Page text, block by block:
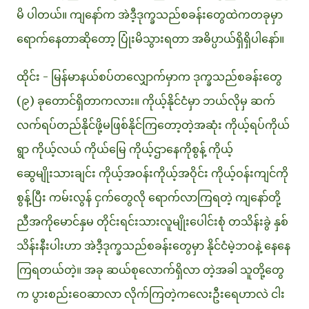
မိ ပါတယ်။ ကျနော်က အဲဒီ့ဒုက္ခသည်စခန်းတွေထဲကတခုမှာ
ရောက်နေတာဆိုတော့ ပြုံးမိသွားရတာ အဓိပ္ပာယ်ရှိရှိပါနော်။
ထိုင်း - မြန်မာနယ်စပ်တလျှောက်မှာက ဒုက္ခသည်စခန်းတွေ
(၉) ခုတောင်ရှိတာကလား။ ကိုယ့်နိုင်ငံမှာ ဘယ်လိုမှ ဆက်
လက်ရပ်တည်နိုင်ဖို့မဖြစ်နိုင်ကြတော့တဲ့အဆုံး ကိုယ့်ရပ်ကိုယ်
ရွာ ကိုယ့်လယ် ကိုယ်မြေ ကိုယ့်ဌာနေကိုစွန့် ကိုယ့်
ဆွေမျိုးသားချင်း ကိုယ့်အဝန်းကိုယ့်အဝိုင်း ကိုယ့်ဝန်းကျင်ကို
စွန့်ပြီး ကမ်းလွန် ငှက်တွေလို ရောက်လာကြရတဲ့ ကျနော်တို့
ညီအကိုမောင်နှမ တိုင်းရင်းသားလူမျိုးပေါင်းစုံ တသိန်းခွဲ နှစ်
သိန်းနီးပါးဟာ အဲဒီ့ဒုက္ခသည်စခန်းတွေမှာ နိုင်ငံမဲ့ဘဝနဲ့ နေနေ
ကြရတယ်တဲ့။ အခု ဆယ်စုလောက်ရှိလာ တဲ့အခါ သူတို့တွေ
က ပွားစည်းဝေဆာလာ လိုက်ကြတဲ့ကလေးဦးရေဟာလဲ ငါး